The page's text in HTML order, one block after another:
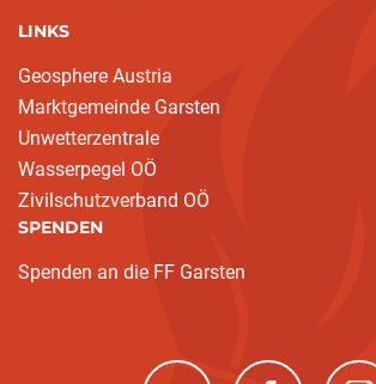
LINKS
Geosphere Austria
Marktgemeinde Garsten
Unwetterzentrale
Wasserpegel OÖ
Zivilschutzverband OÖ
SPENDEN
Spenden an die FF Garsten